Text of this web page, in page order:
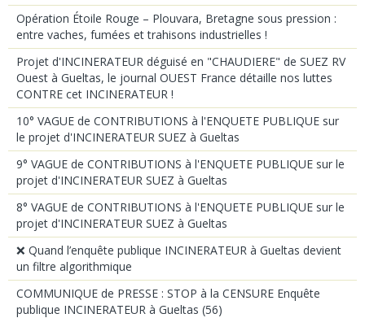
Opération Étoile Rouge – Plouvara, Bretagne sous pression :
entre vaches, fumées et trahisons industrielles !
Projet d'INCINERATEUR déguisé en "CHAUDIERE" de SUEZ RV
Ouest à Gueltas, le journal OUEST France détaille nos luttes
CONTRE cet INCINERATEUR !
10° VAGUE de CONTRIBUTIONS à l'ENQUETE PUBLIQUE sur
le projet d'INCINERATEUR SUEZ à Gueltas
9° VAGUE de CONTRIBUTIONS à l'ENQUETE PUBLIQUE sur le
projet d'INCINERATEUR SUEZ à Gueltas
8° VAGUE de CONTRIBUTIONS à l'ENQUETE PUBLIQUE sur le
projet d'INCINERATEUR SUEZ à Gueltas
❌ Quand l’enquête publique INCINERATEUR à Gueltas devient
un filtre algorithmique
COMMUNIQUE de PRESSE : STOP à la CENSURE Enquête
publique INCINERATEUR à Gueltas (56)